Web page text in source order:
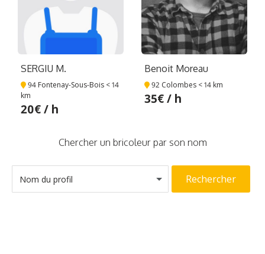
SERGIU M.
94 Fontenay-Sous-Bois < 14
km
20€ / h
Benoit Moreau
92 Colombes < 14 km
35€ / h
Chercher un bricoleur par son nom
Nom du profil Rechercher